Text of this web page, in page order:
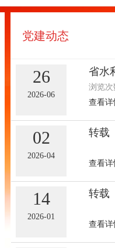
党建动态
26
2026-06
省水
浏览次
查看详
02
2026-04
查看详
14
2026-01
转载
查看详